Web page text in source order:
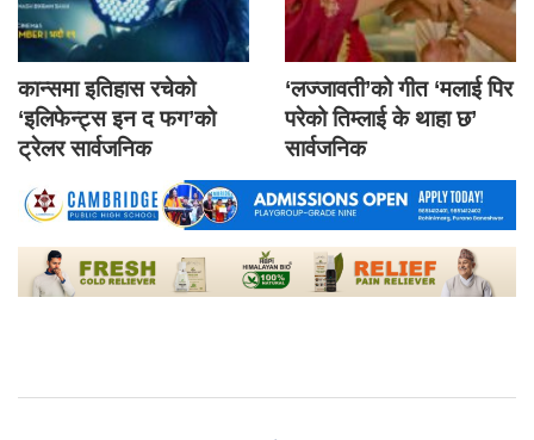
कान्समा इतिहास रचेको
‘इलिफेन्ट्स इन द फग’को
ट्रेलर सार्वजनिक
‘लज्जावती’को गीत ‘मलाई पिर
परेको तिम्लाई के थाहा छ’
सार्वजनिक